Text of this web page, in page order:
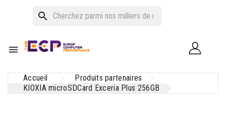
search

Accueil
Produits partenaires
KIOXIA microSDCard Exceria Plus 256GB